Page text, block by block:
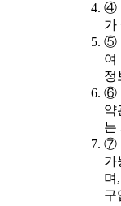
④
가
⑤
여
정
⑥
약
는
⑦
가
며
구